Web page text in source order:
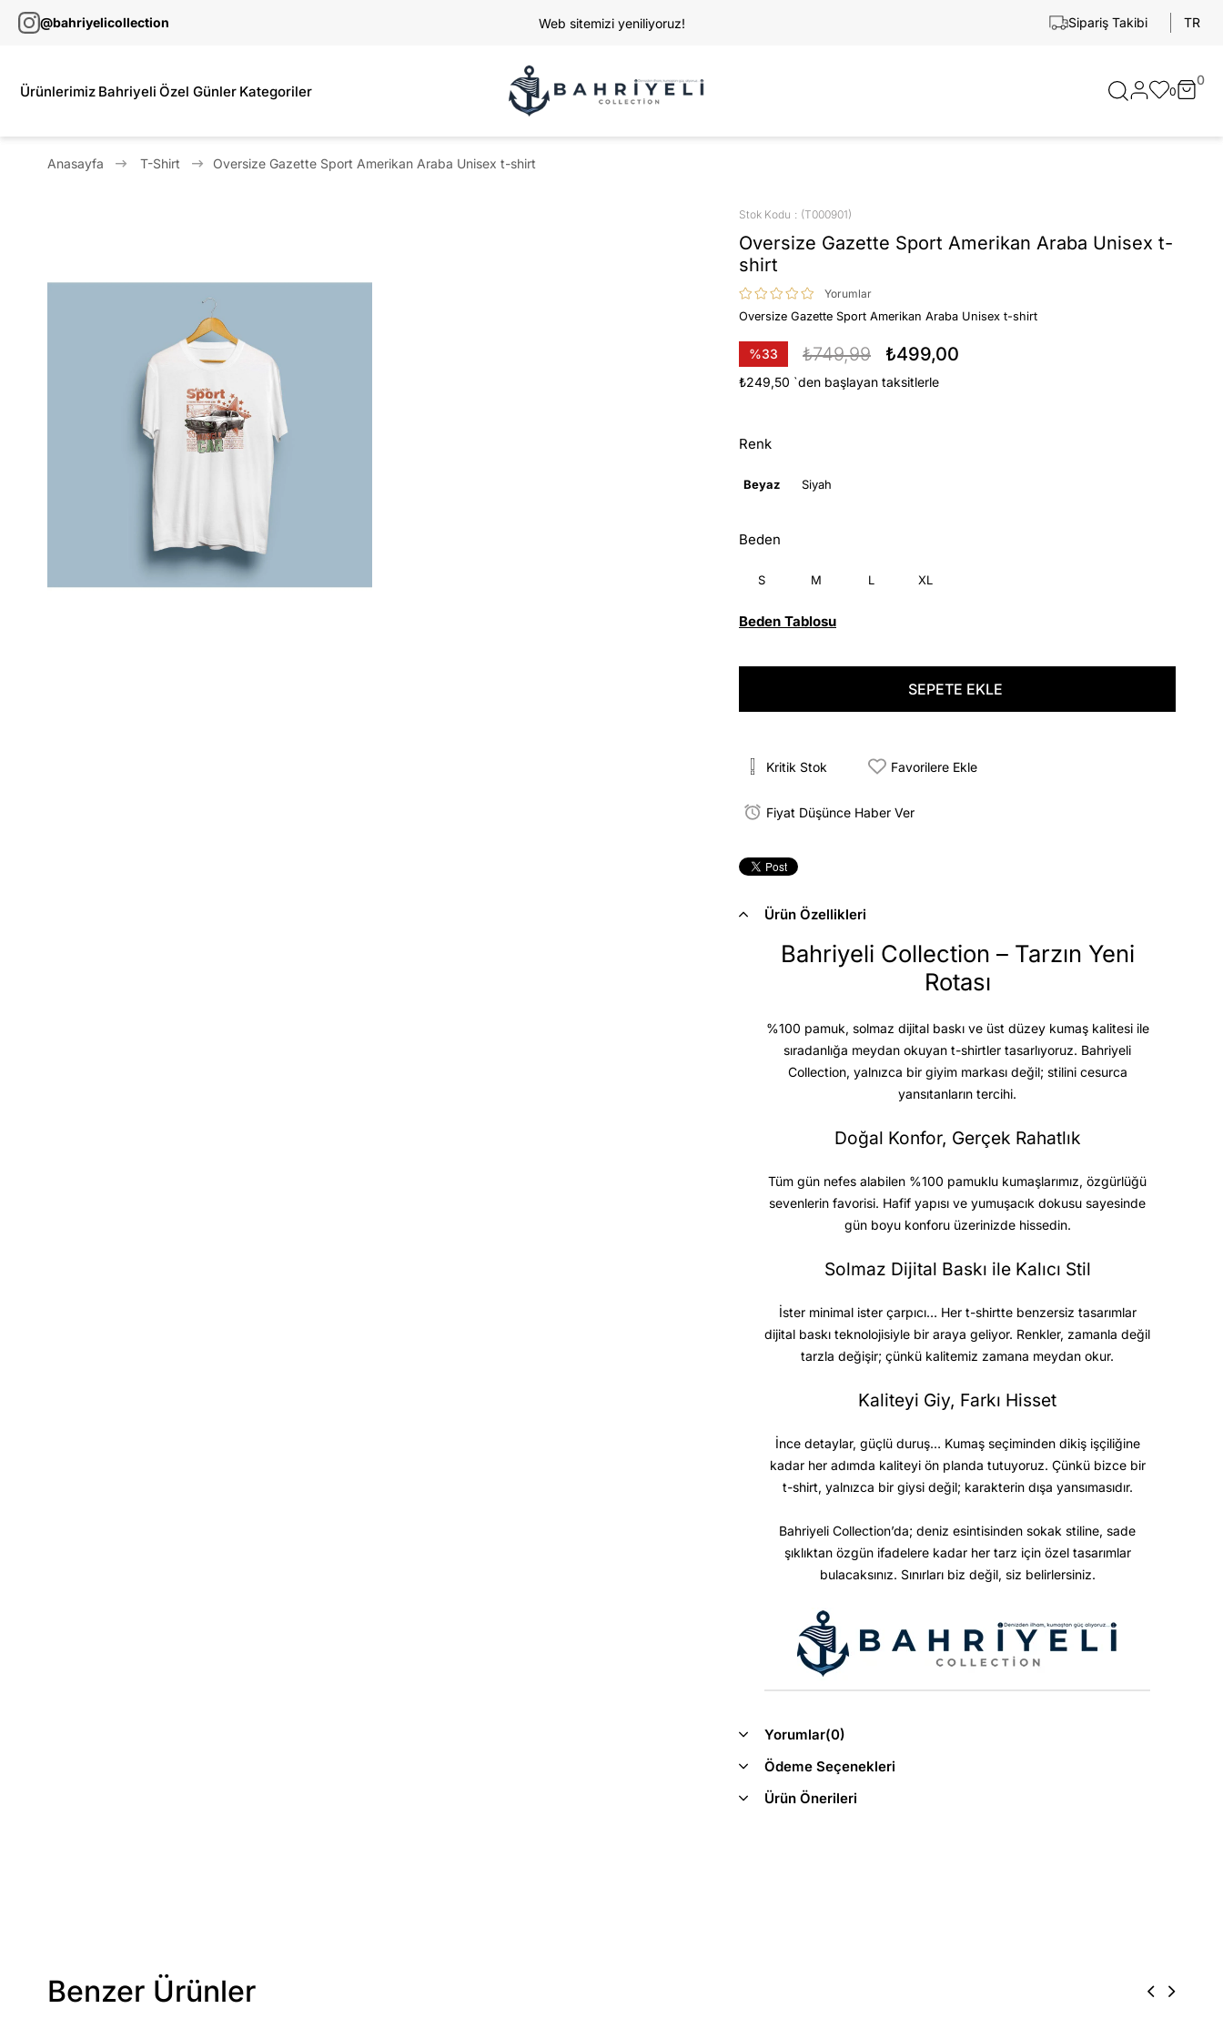
@bahriyelicollection Web sitemizi yeniliyoruz! Sipariş Takibi TR
Ürünlerimiz Bahriyeli Özel Günler Kategoriler 0
0
Anasayfa T-Shirt Oversize Gazette Sport Amerikan Araba Unisex t-shirt
Stok Kodu (T000901)
Oversize Gazette Sport Amerikan Araba Unisex t-
shirt
Yorumlar
Oversize Gazette Sport Amerikan Araba Unisex t-shirt
%33
İndirim
₺749,99 ₺499,00
₺249,50 `den başlayan taksitlerle
Renk
Beyaz Siyah
Beden
S M L XL
Beden Tablosu
Kritik Stok Favorilere Ekle
Fiyat Düşünce Haber Ver
Ürün Özellikleri
Bahriyeli Collection – Tarzın Yeni
Rotası
%100 pamuk, solmaz dijital baskı ve üst düzey kumaş kalitesiile
sıradanlığa meydan okuyan t-shirtler tasarlıyoruz. Bahriyeli
Collection, yalnızca bir giyim markası değil; stilini cesurca
yansıtanların tercihi.
Doğal Konfor, Gerçek Rahatlık
Tüm gün nefes alabilen %100 pamuklu kumaşlarımız, özgürlüğü
sevenlerin favorisi. Hafif yapısı ve yumuşacık dokusu sayesinde
gün boyu konforu üzerinizde hissedin.
Solmaz Dijital Baskı ile Kalıcı Stil
İster minimal ister çarpıcı… Her t-shirtte benzersiz tasarımlar
dijital baskı teknolojisiyle bir araya geliyor. Renkler, zamanla değil
tarzla değişir; çünkü kalitemiz zamana meydan okur.
Kaliteyi Giy, Farkı Hisset
İnce detaylar, güçlü duruş… Kumaş seçiminden dikiş işçiliğine
kadar her adımda kaliteyi ön planda tutuyoruz. Çünkü bizce bir
t-shirt, yalnızca bir giysi değil; karakterin dışa yansımasıdır.
Bahriyeli Collection’da; deniz esintisinden sokak stiline, sade
şıklıktan özgün ifadelere kadar her tarz için özel tasarımlar
bulacaksınız. Sınırları biz değil, siz belirlersiniz.
Yorumlar(0)
Ödeme Seçenekleri
Ürün Önerileri
Benzer Ürünler